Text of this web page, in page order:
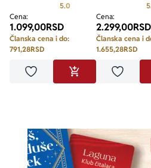
5.0 Prosecna ocena je 5.0
Cena:
1.099,00RSD
Članska cena i do:
791,28RSD
Dodaj u omiljeneDODAJ U KORPU
Cena:
2.299,00RSD
Članska cena i
1.655,28RSD
Dodaj u